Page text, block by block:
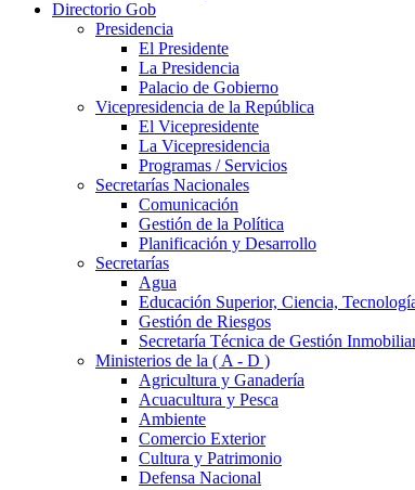
Directorio Gob
Presidencia
El Presidente
La Presidencia
Palacio de Gobierno
Vicepresidencia de la República
El Vicepresidente
La Vicepresidencia
Programas / Servicios
Secretarías Nacionales
Comunicación
Gestión de la Política
Planificación y Desarrollo
Secretarías
Agua
Educación Superior, Ciencia,
Gestión de Riesgos
Secretaría Técnica de Gestión
Ministerios de la ( A - D )
Agricultura y Ganadería
Acuacultura y Pesca
Ambiente
Comercio Exterior
Cultura y Patrimonio
Defensa Nacional